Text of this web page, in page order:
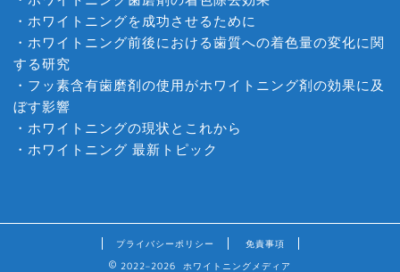
・ ホワイトニングを成功させるために
・ ホワイトニング前後における歯質への着色量の変化に関
する研究
・ フッ素含有歯磨剤の使用がホワイトニング剤の効果に及
ぼす影響
・ ホワイトニングの現状とこれから
・ ホワイトニング 最新トピック
プライバシーポリシー
免責事項
2022–2026 ホワイトニングメディア